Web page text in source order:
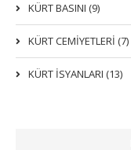
KÜRT BASINI (9)
KÜRT CEMİYETLERİ (7)
KÜRT İSYANLARI (13)